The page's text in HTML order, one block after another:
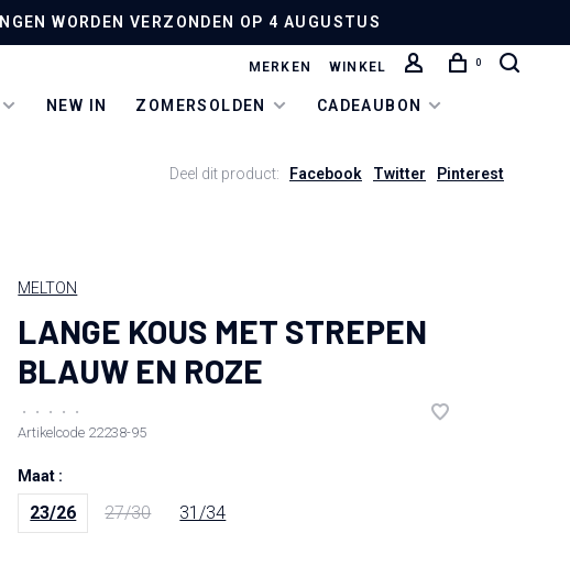
WORDEN VERZONDEN OP 4 AUGUSTUS
NEW IN ZOMERSOLDEN CADEAUBON
MERKEN WINKEL 0
Deel dit product: Facebook Twitter Pinterest
MELTON
LANGE KOUS MET STREPEN
BLAUW EN ROZE
• • • •
•
Artikelcode 22238-95
Maat :
23/26 27/30 31/34